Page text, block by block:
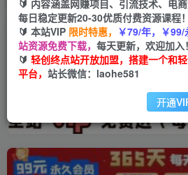
🔰 内容涵盖网赚项目、引流技术、电
每日稳定更新20-30优质付费资源课程！
🔰 本站VIP 限时特惠， ￥79/年，￥99/
站资源免费下载， 每天更新，欢迎加入！
🔰 轻创终点站开放加盟，搭建一个和
平台， 站长微信：laohe581
开通